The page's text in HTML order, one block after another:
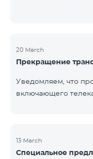
20 March
Прекращение
Уведомляем, что
включающего
решением
получения
13 March
Специальное